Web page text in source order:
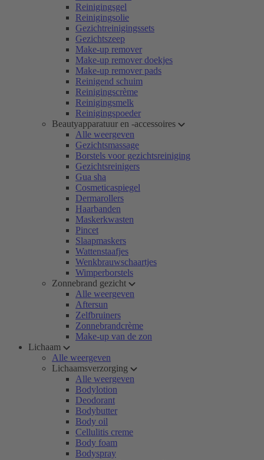
Reinigingsgel
Reinigingsolie
Gezichtreinigingssets
Gezichtszeep
Make-up remover
Make-up remover doekjes
Make-up remover pads
Reinigend schuim
Reinigingscrème
Reinigingsmelk
Reinigingspoeder
Beautyapparatuur en -accessoires
Alle weergeven
Gezichtsmassage
Borstels voor gezichtsreiniging
Gezichtsreinigers
Gua sha
Cosmeticaspiegel
Dermarollers
Haarbanden
Maskerkwasten
Pincet
Slaapmaskers
Wattenstaafjes
Wenkbrauwschaartjes
Wimperborstels
Zonnebrand gezicht
Alle weergeven
Aftersun
Zelfbruiners
Zonnebrandcrème
Make-up van de zon
Lichaam
Alle weergeven
Lichaamsverzorging
Alle weergeven
Bodylotion
Deodorant
Bodybutter
Body oil
Cellulitis creme
Body foam
Bodyspray